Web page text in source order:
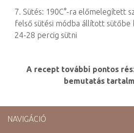
7. Sütés: 190C°-ra előmelegített
felső sütési módba állított sütőbe
24-28 percig sütni
A recept további pontos
bemutatás
NAVIGÁCIÓ